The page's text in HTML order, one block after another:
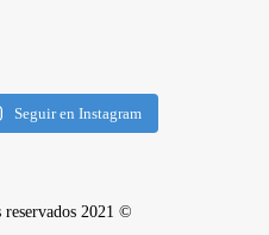
Seguir en Instagram
reservados 2021 ©